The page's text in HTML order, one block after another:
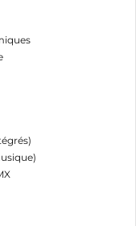
d'envies
des produits